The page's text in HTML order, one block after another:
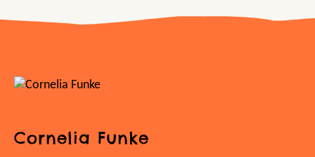
Cornelia Funke